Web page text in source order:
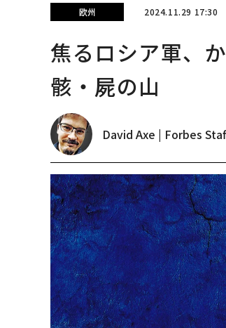
欧州 2024.11.29 17:30
焦るロシア軍、
骸・屍の山
David Axe | Forbes